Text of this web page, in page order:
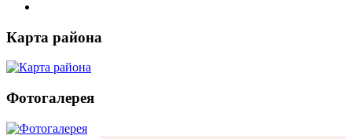
Карта района
Фотогалерея